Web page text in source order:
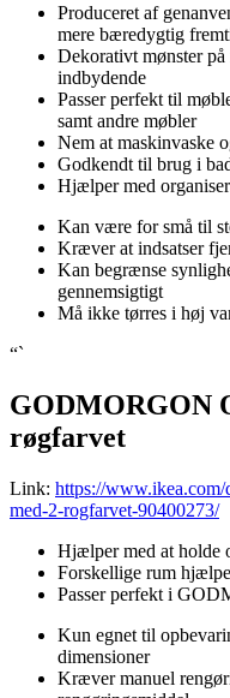
Produceret af
mere bæredygtig
Dekorativt mønster
indbydende
Passer perfekt til
samt andre møbler
Nem at maskinvaske
Godkendt til brug i
Hjælper med
Kan være for små til
Kræver at indsatser
Kan begrænse
gennemsigtigt
Må ikke tørres i høj
“`
GODMORGON
røgfarvet
Link: https://www.ikea.com/
med-2-rogfarvet-90400273/
Hjælper med at holde
Forskellige rum
Passer perfekt i
Kun egnet til
dimensioner
Kræver manuel